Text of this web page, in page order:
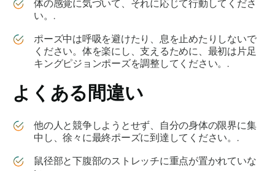
体の感覚に気づいて、それに応じて行動してくださ
い。.
ポーズ中は呼吸を避けたり、息を止めたりしないで
ください。体を楽にし、支えるために、最初は片足
キングピジョンポーズを調整してください。.
よくある間違い
他の人と競争しようとせず、自分の身体の限界に集
中し、徐々に最終ポーズに到達してください。.
鼠径部と下腹部のストレッチに重点が置かれていな